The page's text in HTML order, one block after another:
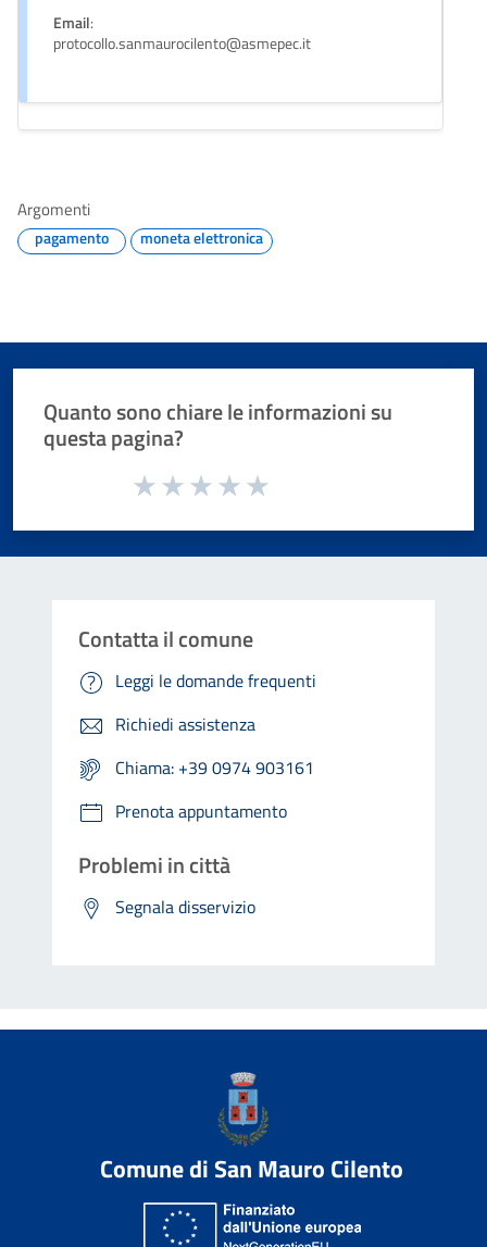
Email:
protocollo.sanmaurocilento@asmepec.it
Argomenti
pagamento moneta elettronica
Quanto sono chiare le informazioni su
questa pagina?
Valuta da 1 a 5 stelle la pagina
Contatta il comune
Leggi le domande frequenti
Richiedi assistenza
Chiama: +39 0974 903161
Prenota appuntamento
Problemi in città
Segnala disservizio
Comune di San Mauro Cilento